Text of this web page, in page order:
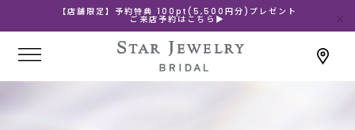
【店舗限定】予約特典 100pt(5,500円分)プレゼント
ご来店予約はこちら▶